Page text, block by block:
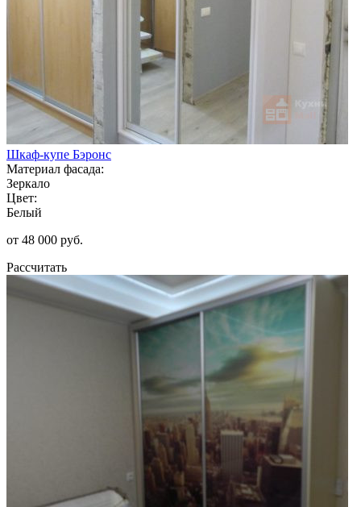
Шкаф-купе Бэронс
Материал фасада:
Зеркало
Цвет:
Белый
от 48 000 руб.
Рассчитать